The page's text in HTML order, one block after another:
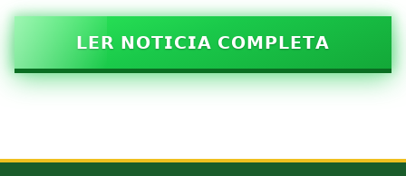
𝗟𝗘𝗥 𝗡𝗢𝗧𝗜𝗖𝗜𝗔 𝗖𝗢𝗠𝗣𝗟𝗘𝗧𝗔